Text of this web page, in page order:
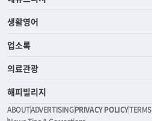
생활영어
업소록
의료관광
해피빌리지
ABOUTADVERTISINGPRIVACY POLICY